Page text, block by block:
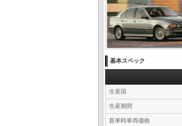
基本スペック
生産国
生産期間
新車時車両価格